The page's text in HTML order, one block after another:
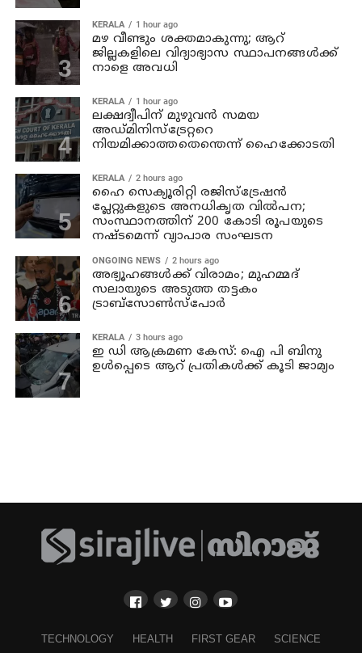
KERALA 1 hour ago
മഴ വീണ്ടും ശക്തമാകുന്നു; ആറ്
ജില്ലകളിലെ വിദ്യാഭ്യാസ സ്ഥാപനങ്ങള്‍ക്ക്
നാളെ അവധി
KERALA 1 hour ago
ലക്ഷദ്വീപിന് മുഴുവന്‍ സമയ
അഡ്മിനിസ്‌ട്രേറ്ററെ
നിയമിക്കാത്തതെന്തെന്ന് ഹൈക്കോടതി
KERALA 2 hours ago
ഹൈ സെക്യൂരിറ്റി രജിസ്‌ട്രേഷന്‍
പ്ലേറ്റുകളുടെ അനധികൃത വില്‍പന;
സംസ്ഥാനത്തിന് 200 കോടി രൂപയുടെ
നഷ്ടമെന്ന് വ്യാപാര സംഘടന
ONGOING NEWS 2 hours ago
അഭ്യൂഹങ്ങള്‍ക്ക് വിരാമം; മുഹമ്മദ്
സലായുടെ അടുത്ത തട്ടകം
ട്രാബ്സോണ്‍സ്പോര്‍
KERALA 3 hours ago
ഇ ഡി ആക്രമണ കേസ്: ഐ പി ബിനു
ഉള്‍പ്പെടെ ആറ്‌ പ്രതികള്‍ക്ക് കൂടി ജാമ്യം
TECHNOLOGY HEALTH FIRST GEAR
SCIENCE